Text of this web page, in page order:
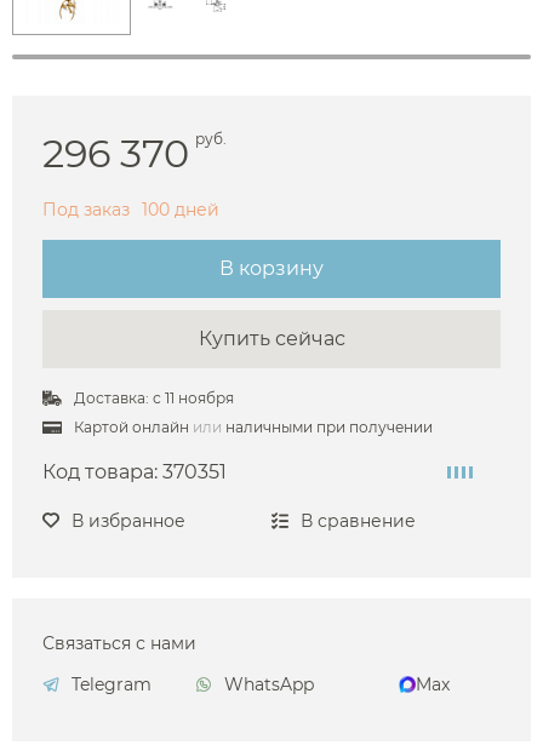
296 370 руб.
Под заказ 100 дней
В корзину
Купить сейчас
Доставка: с 11 ноября
Картой онлайн или наличными при получении
Код товара: 370351
В избранное В сравнение
Связаться с нами
Telegram
WhatsApp Max